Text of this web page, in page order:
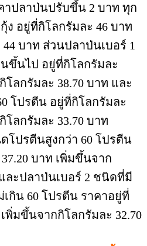
โปรตีนสูงกว่า 60 โปรตีน
บาท เพิ่มขึ้นจาก
ละปลาป่นเบอร์ 2 ชนิดที่มี
กิน 60 โปรตีน ราคาอยู่ที่
พิ่มขึ้นจากกิโลกรัมละ 32.70
ลาป่นน่าจะปรับตัวขึ้น
ย รายงานภาวะตลาด
Prices) โดยข้าวสาร
กรุงเทพฯ เอฟ.โอ.บี. ราคา